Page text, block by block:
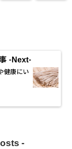
- Next-
健康にい
-